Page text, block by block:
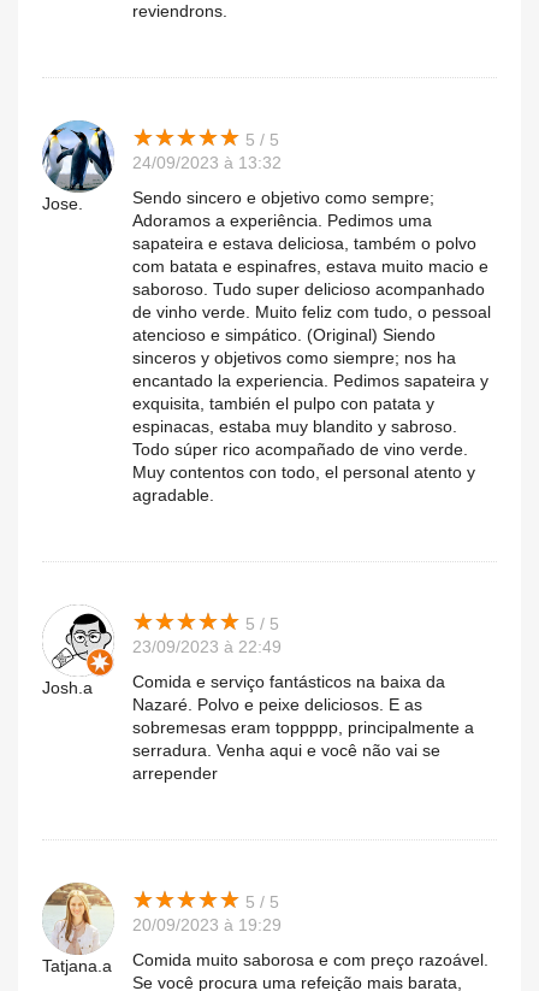
reviendrons.
Jose.
★★★★★
★★★★★ 5 / 5
24/09/2023 à 13:32
Sendo sincero e objetivo como sempre;
Adoramos a experiência. Pedimos uma
sapateira e estava deliciosa, também o polvo
com batata e espinafres, estava muito macio e
saboroso. Tudo super delicioso acompanhado
de vinho verde. Muito feliz com tudo, o pessoal
atencioso e simpático. (Original) Siendo
sinceros y objetivos como siempre; nos ha
encantado la experiencia. Pedimos sapateira y
exquisita, también el pulpo con patata y
espinacas, estaba muy blandito y sabroso.
Todo súper rico acompañado de vino verde.
Muy contentos con todo, el personal atento y
agradable.
Josh.a
★★★★★
★★★★★ 5 / 5
23/09/2023 à 22:49
Comida e serviço fantásticos na baixa da
Nazaré. Polvo e peixe deliciosos. E as
sobremesas eram toppppp, principalmente a
serradura. Venha aqui e você não vai se
arrepender
Tatjana.a
★★★★★
★★★★★ 5 / 5
20/09/2023 à 19:29
Comida muito saborosa e com preço razoável.
Se você procura uma refeição mais barata,